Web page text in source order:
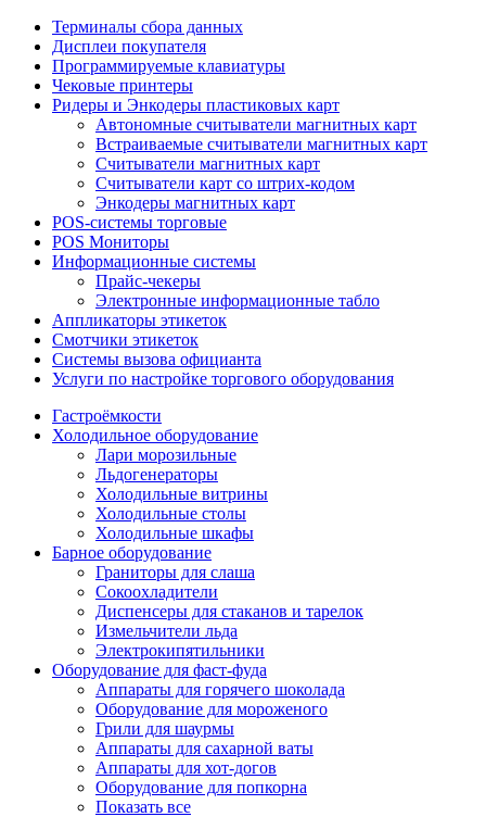
Терминалы сбора данных
Дисплеи покупателя
Программируемые клавиатуры
Чековые принтеры
Ридеры и Энкодеры пластиковых карт
Автономные считыватели магнитных карт
Встраиваемые считыватели магнитных карт
Считыватели магнитных карт
Считыватели карт со штрих-кодом
Энкодеры магнитных карт
POS-системы торговые
POS Мониторы
Информационные системы
Прайс-чекеры
Электронные информационные табло
Аппликаторы этикеток
Смотчики этикеток
Системы вызова официанта
Услуги по настройке торгового оборудования
Гастроёмкости
Холодильное оборудование
Лари морозильные
Льдогенераторы
Холодильные витрины
Холодильные столы
Холодильные шкафы
Барное оборудование
Граниторы для слаша
Сокоохладители
Диспенсеры для стаканов и тарелок
Измельчители льда
Электрокипятильники
Оборудование для фаст-фуда
Аппараты для горячего шоколада
Оборудование для мороженого
Грили для шаурмы
Аппараты для сахарной ваты
Аппараты для хот-догов
Оборудование для попкорна
Показать все